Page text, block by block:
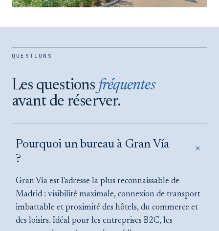
Velázquez
VOIR LE SITE →
QUESTIONS
Les questions fréquentes
avant de réserver.
Pourquoi un bureau à Gran Vía
?
+
Gran Vía est l'adresse la plus reconnaissable de
Madrid : visibilité maximale, connexion de transport
imbattable et proximité des hôtels, du commerce et
des loisirs. Idéal pour les entreprises B2C, les